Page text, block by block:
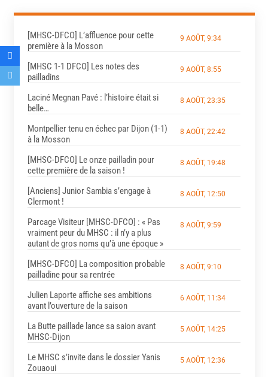
[MHSC-DFCO] L’affluence pour cette
première à la Mosson
9 AOÛT, 9:34
[MHSC 1-1 DFCO] Les notes des
pailladins
9 AOÛT, 8:55
Laciné Megnan Pavé : l’histoire était si
belle…
8 AOÛT, 23:35
Montpellier tenu en échec par Dijon (1-1)
à la Mosson
8 AOÛT, 22:42
[MHSC-DFCO] Le onze pailladin pour
cette première de la saison !
8 AOÛT, 19:48
[Anciens] Junior Sambia s’engage à
Clermont !
8 AOÛT, 12:50
Parcage Visiteur [MHSC-DFCO] : « Pas
vraiment peur du MHSC : il n’y a plus
autant de gros noms qu’à une époque »
8 AOÛT, 9:59
[MHSC-DFCO] La composition probable
pailladine pour sa rentrée
8 AOÛT, 9:10
Julien Laporte affiche ses ambitions
avant l’ouverture de la saison
6 AOÛT, 11:34
La Butte paillade lance sa saion avant
MHSC-Dijon
5 AOÛT, 14:25
Le MHSC s’invite dans le dossier Yanis
Zouaoui
5 AOÛT, 12:36